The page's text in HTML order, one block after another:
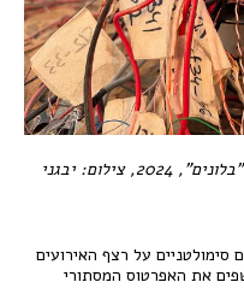
2024,
צילום: יבגני
סימולטניים על רצף האירועים
את האפרטוס המסתורי